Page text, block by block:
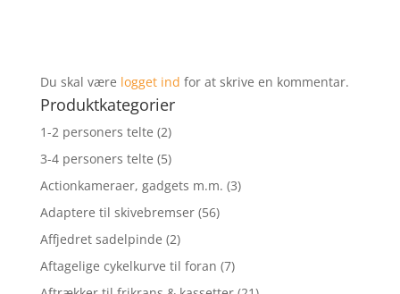
Du skal være logget ind for at skrive en kommentar.
Produktkategorier
1-2 personers telte (2)
3-4 personers telte (5)
Actionkameraer, gadgets m.m. (3)
Adaptere til skivebremser (56)
Affjedret sadelpinde (2)
Aftagelige cykelkurve til foran (7)